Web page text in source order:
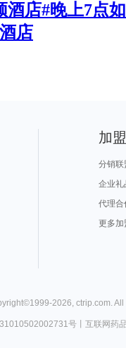
酒店#晚上7点如
店
加
分销联
企业礼
代理合
更多加
1999-2026, ctrip.com.
号丨 互联网药